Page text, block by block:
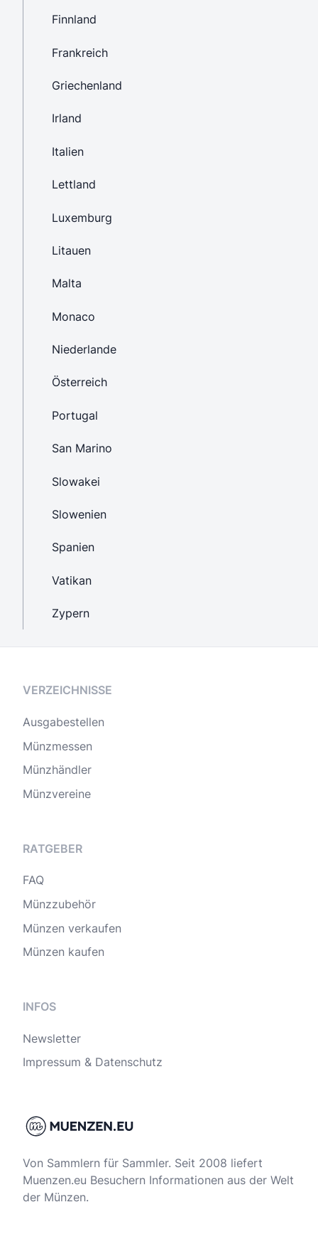
Finnland
Frankreich
Griechenland
Irland
Italien
Lettland
Luxemburg
Litauen
Malta
Monaco
Niederlande
Österreich
Portugal
San Marino
Slowakei
Slowenien
Spanien
Vatikan
Zypern
Von Sammlern für Sammler. Seit 2008 liefert
Muenzen.eu Besuchern Informationen aus der Welt
der Münzen.
VERZEICHNISSE
Ausgabestellen
Münzmessen
Münzhändler
Münzvereine
RATGEBER
FAQ
Münzzubehör
Münzen verkaufen
Münzen kaufen
INFOS
Newsletter
Impressum & Datenschutz